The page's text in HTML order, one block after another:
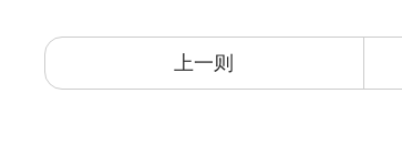
上一则